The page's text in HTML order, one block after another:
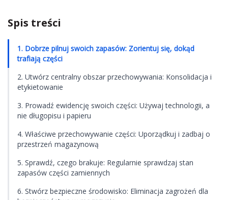
Spis treści
1. Dobrze pilnuj swoich zapasów: Zorientuj się, dokąd
trafiają części
2. Utwórz centralny obszar przechowywania: Konsolidacja i
etykietowanie
3. Prowadź ewidencję swoich części: Używaj technologii, a
nie długopisu i papieru
4. Właściwe przechowywanie części: Uporządkuj i zadbaj o
przestrzeń magazynową
5. Sprawdź, czego brakuje: Regularnie sprawdzaj stan
zapasów części zamiennych
6. Stwórz bezpieczne środowisko: Eliminacja zagrożeń dla